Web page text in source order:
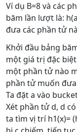
Ví dụ B=8 và các
băm lần lượt là:
đưa các phần tử
Khởi đầu bảng
một giá trị đặc
một phần tử nào
phần tử muốn
Ta đặt a vào
Xét phần tử d, d
ta tìm vị trí h1(x)=